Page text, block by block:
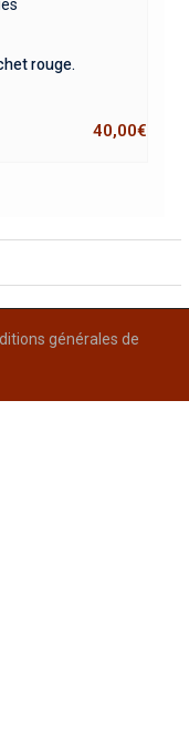
rouge.
40,00€
générales de